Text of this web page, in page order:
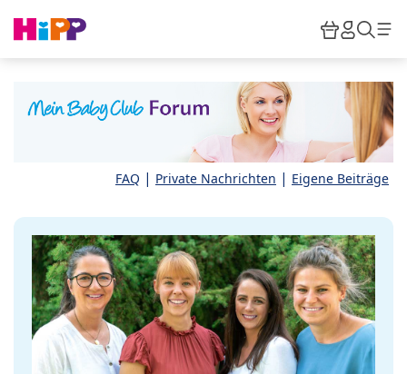
HiPP
FAQ | Private Nachrichten | Eigene Beiträge